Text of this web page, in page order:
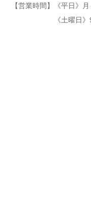
【営業時間】《平日》
《土曜日》9:30